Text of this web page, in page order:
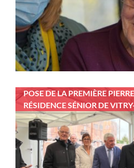
POSE DE LA PREMIÈRE
RÉSIDENCE SÉNIOR DE